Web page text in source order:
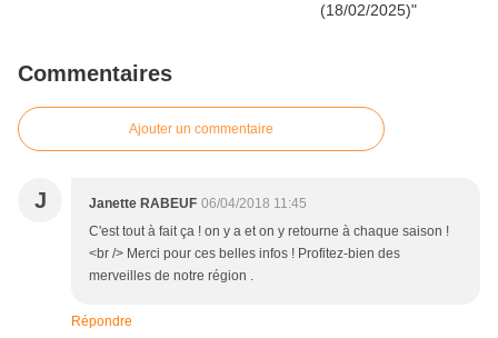
Commentaires
Ajouter un commentaire
J Janette RABEUF 06/04/2018 11:45
C'est tout à fait ça ! on y a et on y retourne à chaque saison !
<br /> Merci pour ces belles infos ! Profitez-bien des
merveilles de notre région .
Répondre